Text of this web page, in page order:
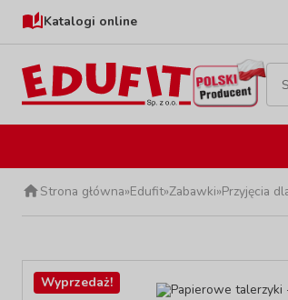
Katalogi online
Strona główna»Edufit»Zabawki»Przyjęcia
Wyprzedaż!